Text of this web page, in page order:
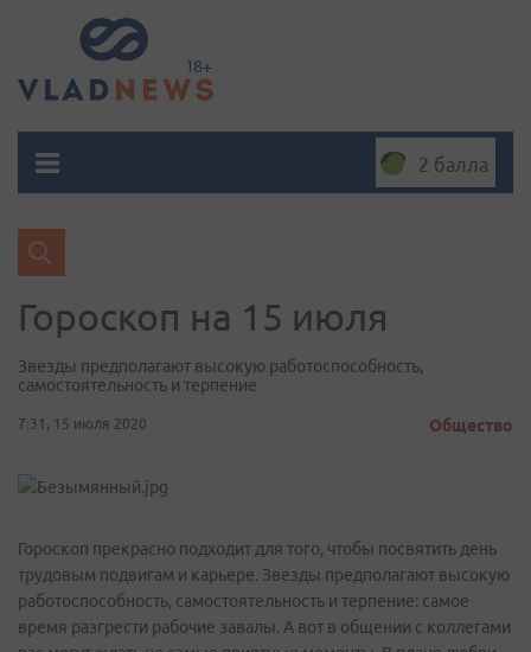
2 балла
Гороскоп на 15 июля
Звезды предполагают высокую работоспособность,
самостоятельность и терпение
7:31, 15 июля 2020 Общество
Гороскоп прекрасно подходит для того, чтобы посвятить день
трудовым подвигам и карьере. Звезды предполагают высокую
работоспособность, самостоятельность и терпение: самое
время разгрести рабочие завалы. А вот в общении с коллегами